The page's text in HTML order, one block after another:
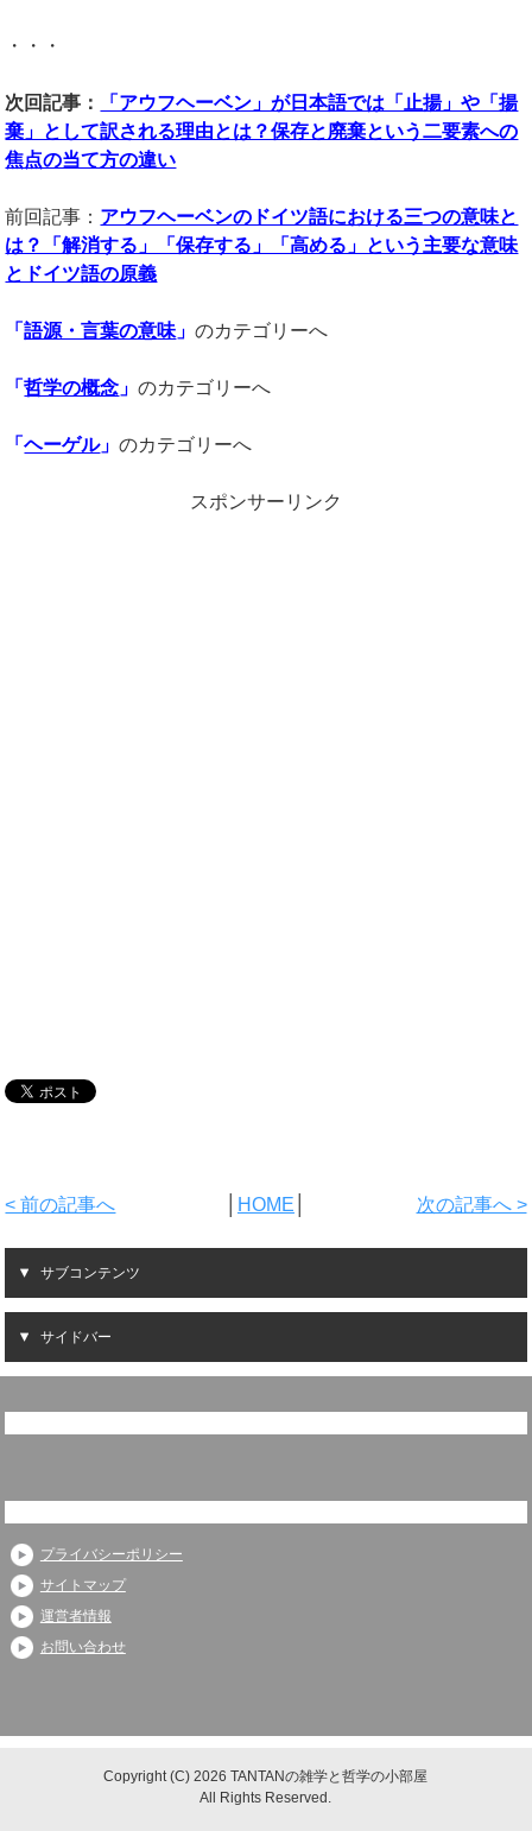
・・・
次回記事：
「アウフヘーベン」が日本語では「止揚」や「揚
棄」として訳される理由とは？保存と廃棄という二要素への
焦点の当て方の違い
前回記事： アウフヘーベンのドイツ語における三つの意味と
は？「解消する」「保存する」「高める」という主要な意味
とドイツ語の原義
「語源・言葉の意味 」のカテゴリーへ
「哲学の概念 」のカテゴリーへ
「ヘーゲル」のカテゴリーへ
スポンサーリンク
< 前の記事へ HOME 次の記事へ >
サブコンテンツ
サイドバー
プライバシーポリシー
サイトマップ
運営者情報
お問い合わせ
Copyright (C) 2026 TANTANの雑学と哲学の小部屋
All Rights Reserved.